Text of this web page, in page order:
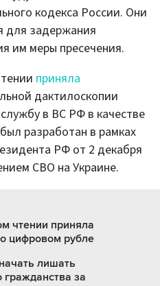
кодекса России. Они
для задержания
им меры пресечения.
приняла
дактилоскопии
в ВС РФ в качестве
разработан в рамках
РФ от 2 декабря
СВО на Украине.
чтении приняла
цифровом рубле
лишать
гражданства за